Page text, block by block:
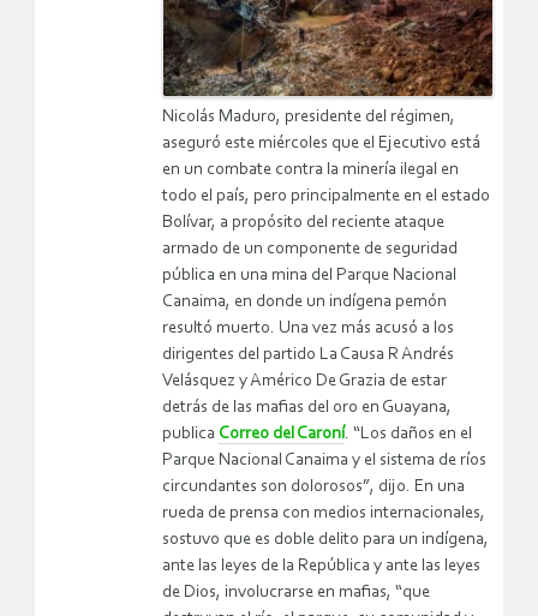
Nicolás Maduro, presidente del régimen,
aseguró este miércoles que el Ejecutivo está
en un combate contra la minería ilegal en
todo el país, pero principalmente en el estado
Bolívar, a propósito del reciente ataque
armado de un componente de seguridad
pública en una mina del Parque Nacional
Canaima, en donde un indígena pemón
resultó muerto. Una vez más acusó a los
dirigentes del partido La Causa R Andrés
Velásquez y Américo De Grazia de estar
detrás de las mafias del oro en Guayana,
publica Correo del Caroní. “Los daños en el
Parque Nacional Canaima y el sistema de ríos
circundantes son dolorosos”, dijo. En una
rueda de prensa con medios internacionales,
sostuvo que es doble delito para un indígena,
ante las leyes de la República y ante las leyes
de Dios, involucrarse en mafias, “que